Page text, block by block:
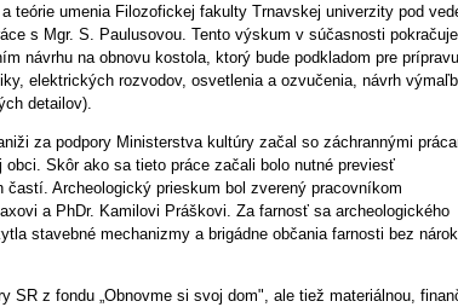
teórie umenia Filozofickej fakulty Trnavskej univerzity pod
s Mgr. S. Paulusovou. Tento výskum v súčasnosti pokračuje
návrhu na obnovu kostola, ktorý bude podkladom pre prípravu
elektrických rozvodov, osvetlenia a ozvučenia, návrh
detailov).
za podpory Ministerstva kultúry začal so záchrannými
Skôr ako sa tieto práce začali bolo nutné previesť
Archeologický prieskum bol zverený pracovníkom
a PhDr. Kamilovi Práškovi. Za farnosť sa archeologického
stavebné mechanizmy a brigádne občania farnosti bez
SR z fondu „Obnovme si svoj dom", ale tiež materiálnou,